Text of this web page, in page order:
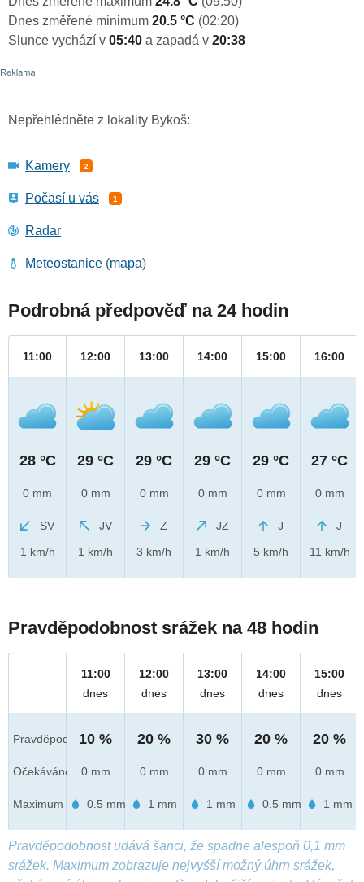
Dnes změřené minimum 20.5 °C (02:20)
Slunce vychází v 05:40 a zapadá v 20:38
Nepřehlédněte z lokality Bykoš:
Kamery 2
Počasí u vás 1
Radar
Meteostanice (mapa)
Podrobná předpověď na 24 hodin
11:00
28 °C
0 mm
SV
1 km/h
12:00
29 °C
0 mm
JV
1 km/h
13:00
29 °C
0 mm
Z
3 km/h
14:00
29 °C
0 mm
JZ
1 km/h
15:00
29 °C
0 mm
J
5 km/h
16:00
27 °C
0 mm
J
11 km/h
Pravděpodobnost srážek na 48 hodin
Pravděpod.
Očekáváno
Maximum
11:00
dnes
10 %
0 mm
0.5 mm
12:00
dnes
20 %
0 mm
1 mm
13:00
dnes
30 %
0 mm
1 mm
14:00
dnes
20 %
0 mm
0.5 mm
15:00
dnes
20 %
0 mm
1 mm
Pravděpodobnost udává šanci, že spadne alespoň 0,1 mm
srážek. Maximum zobrazuje nejvyšší možný úhrn srážek,